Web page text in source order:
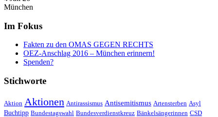
München
Im Fokus
Fakten zu den OMAS GEGEN RECHTS
OEZ-Anschlag 2016 – München erinnern!
Spenden?
Stichworte
Aktion Aktionen Antirassismus Antisemitismus Artensterben Asyl
Buchtipp Bundestagswahl Bundesverdienstkreuz Bänkelsängerinnen CSD